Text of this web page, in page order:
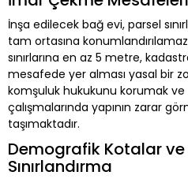
İnşa edilecek bağ evi, parsel
tam ortasına
sınırlarına en az 5 metre,
mesafede yer alması yasal bir
komşuluk hukukunu korumak ve
çalışmalarında yapının zarar
taşımaktadır.
Demografik Kotalar ve
Sınırlandırma